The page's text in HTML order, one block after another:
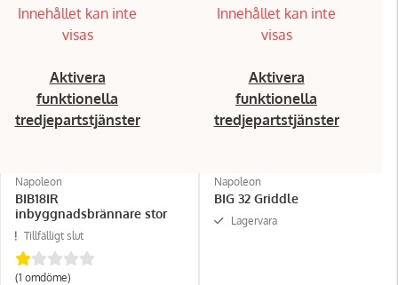
Innehållet kan inte
visas
Aktivera
funktionella
tredjepartstjänster
Napoleon
BIB18IR
inbyggnadsbrännare stor
Tillfälligt slut
(1 omdöme)
Innehållet kan inte
visas
Aktivera
funktionella
tredjepartstjänster
Napoleon
BIG 32 Griddle
Lagervara